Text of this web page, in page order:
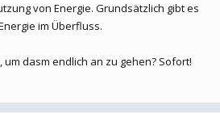
von Energie. Grundsätzlich gibt es
im Überfluss.
dasm endlich an zu gehen? Sofort!